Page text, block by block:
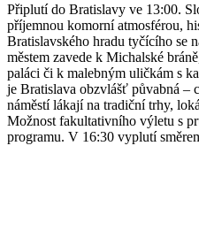
Připlutí do Bratislavy ve 13:00.
příjemnou komorní atmosférou,
Bratislavského hradu tyčícího se
městem zavede k Michalské
paláci či k malebným uličkám s
je Bratislava obzvlášť půvabná –
náměstí lákají na tradiční trhy,
Možnost fakultativního výletu s
programu. V 16:30 vyplutí